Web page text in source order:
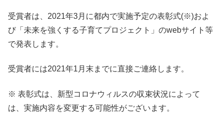
受賞者は、2021年3月に都内で実施予定の表彰式(※)およ
び「未来を強くする子育てプロジェクト」のwebサイト等
で発表します。
受賞者には2021年1月末までに直接ご連絡します。
※ 表彰式は、新型コロナウィルスの収束状況によって
は、実施内容を変更する可能性がございます。